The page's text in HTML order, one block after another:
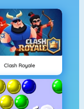
Clash Royale